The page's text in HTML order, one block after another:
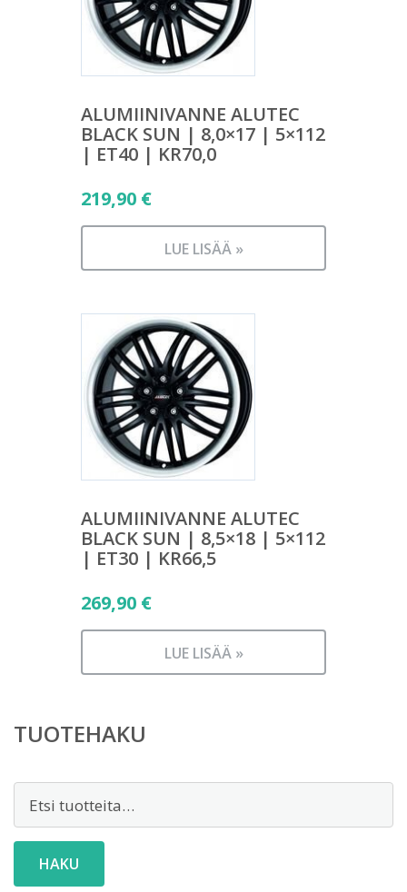
ALUMIINIVANNE ALUTEC
BLACK SUN | 8,0×17 | 5×112
| ET40 | KR70,0
219,90 €
LUE LISÄÄ »
ALUMIINIVANNE ALUTEC
BLACK SUN | 8,5×18 | 5×112
| ET30 | KR66,5
269,90 €
LUE LISÄÄ »
TUOTEHAKU
HAKU